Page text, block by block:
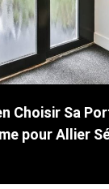
Choisir Sa
pour Allier